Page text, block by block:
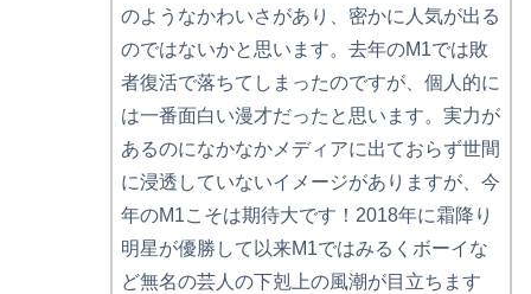
のようなかわいさがあり、密かに人気が出る
のではないかと思います。去年のM1では敗
者復活で落ちてしまったのですが、個人的に
は一番面白い漫才だったと思います。実力が
あるのになかなかメディアに出ておらず世間
に浸透していないイメージがありますが、今
年のM1こそは期待大です！2018年に霜降り
明星が優勝して以来M1ではみるくボーイな
ど無名の芸人の下剋上の風潮が目立ちます